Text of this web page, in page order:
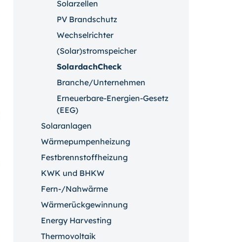
Solarzellen
PV Brandschutz
Wechselrichter
(Solar)stromspeicher
SolardachCheck
Branche/Unternehmen
Erneuerbare-Energien-Gesetz
(EEG)
Solaranlagen
Wärmepumpenheizung
Festbrennstoffheizung
KWK und BHKW
Fern-/Nahwärme
Wärmerückgewinnung
Energy Harvesting
Thermovoltaik